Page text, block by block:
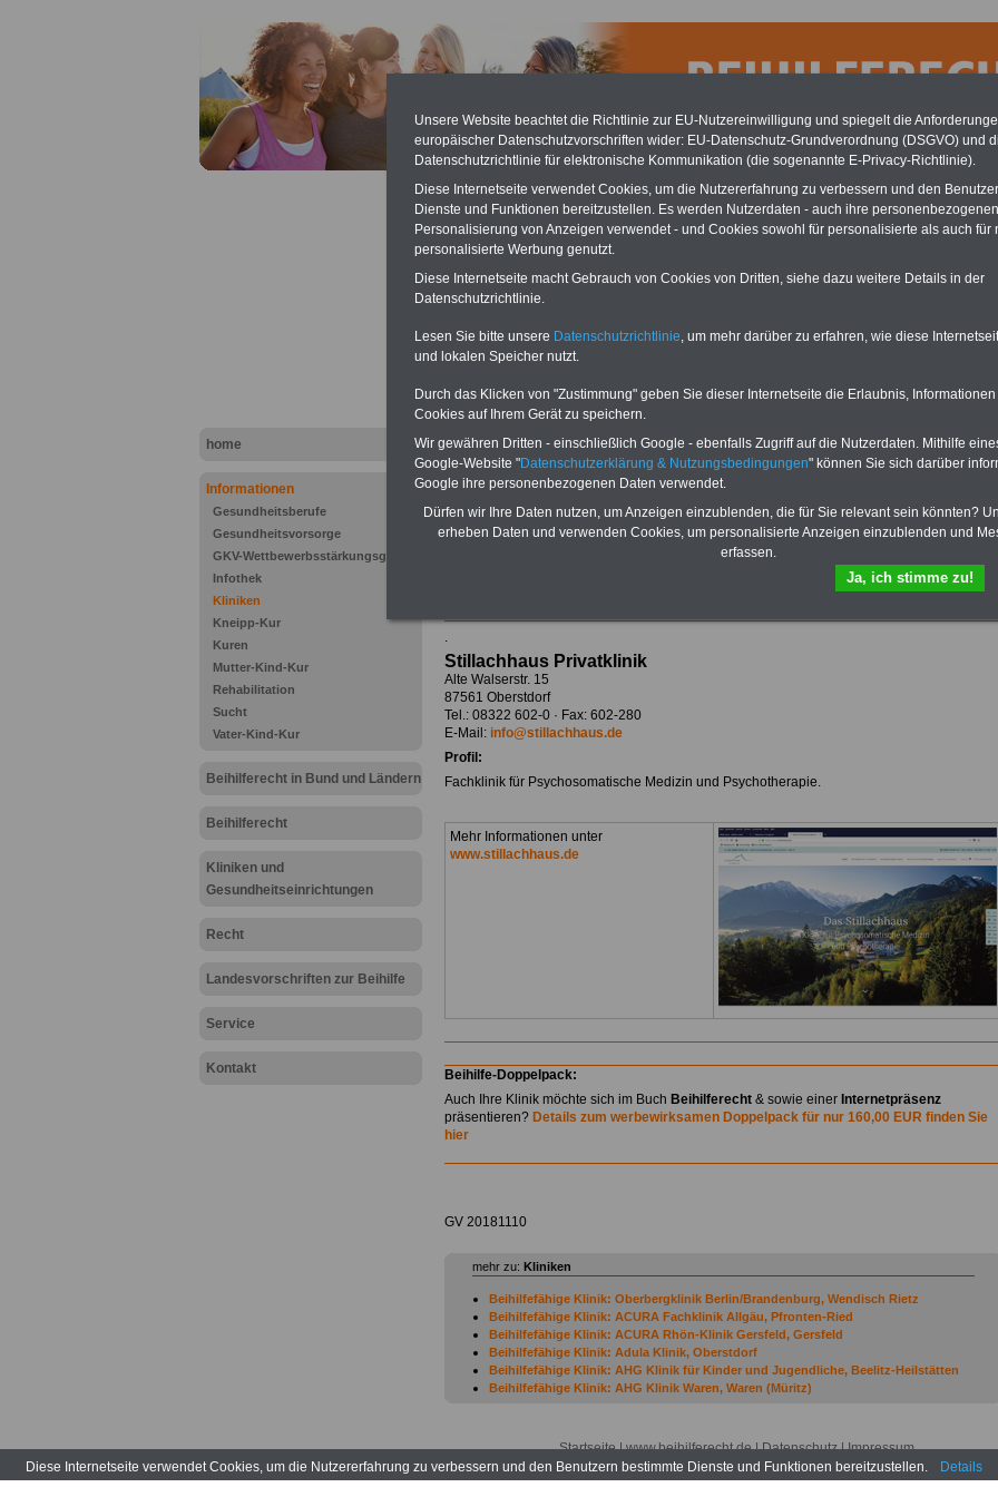
home
Informationen
Gesundheitsberufe
Gesundheitsvorsorge
GKV-Wettbewerbsstärkungsgesetz
Infothek
Kliniken
Kneipp-Kur
Kuren
Mutter-Kind-Kur
Rehabilitation
Sucht
Vater-Kind-Kur
Beihilferecht in Bund und Ländern
Beihilferecht
Kliniken und
Gesundheitseinrichtungen
Recht
Landesvorschriften zur Beihilfe
Service
Kontakt
Beihilfefähige Klinik: Stillachhaus Privatklinik GmbH, Oberstdorf
Exklusiv-Angebot: USB-Stick
(32 GB) mit 8 Büchern bzw.
eBooks
Zum Komplettpreis von nur 22,50
Euro können Sie den USB-Stick
(32 GB) mit 8 aufgespielten
Ratgeber Beihilfe in Bund und Ländern
Beamtenexperte Dipl. Verw. Uwe Tillmann. Das
wichtige Abweichungen der Länder sind in einem
eigenen Kapitel zusammengefasst. Besonderer
Service: im Buch finden Sie 100 ausgewählte Kliniken,
Bestellung
.
Stillachhaus Privatklinik
Alte Walserstr. 15
87561 Oberstdorf
Tel.: 08322 602-0 · Fax: 602-280
E-Mail: info@stillachhaus.de
Profil:
Fachklinik für Psychosomatische Medizin und Psychotherapie.
Mehr Informationen unter
www.stillachhaus.de
Beihilfe-Doppelpack:
Auch Ihre Klinik möchte sich im Buch Beihilferecht& sowie einer Internetpräsenz
präsentieren? Details zum werbewirksamen Doppelpack für nur 160,00 EUR finden Sie
hier
GV 20181110
mehr zu: Kliniken
Beihilfefähige Klinik: Oberbergklinik Berlin/Brandenburg, Wendisch Rietz
Beihilfefähige Klinik: ACURA Fachklinik Allgäu, Pfronten-Ried
Beihilfefähige Klinik: ACURA Rhön-Klinik Gersfeld, Gersfeld
Beihilfefähige Klinik: Adula Klinik, Oberstdorf
Beihilfefähige Klinik: AHG Klinik für Kinder und Jugendliche, Beelitz-Heilstätten
Beihilfefähige Klinik: AHG Klinik Waren, Waren (Müritz)
Beihilfefähige Klinik: Asklepios Klinik & Hotel St. Wolfgang, Bad Griesbach-Therme
Beihilfefähige Klinik: Asklepios Klinik Triberg, Triberg
Startseite| www.beihilferecht.de |Datenschutz|Impressum
Unsere Website beachtet die Richtlinie zur EU-Nutzereinwilligung und spiegelt die
europäischer Datenschutzvorschriften wider: EU-Datenschutz-Grundverordnung (DSGVO) und
Datenschutzrichtlinie für elektronische Kommunikation (die sogenannte E-Privacy-Richtlinie).
Diese Internetseite verwendet Cookies, um die Nutzererfahrung zu verbessern und den
Dienste und Funktionen bereitzustellen. Es werden Nutzerdaten - auch ihre
Personalisierung von Anzeigen verwendet - und Cookies sowohl für personalisierte als auch für
personalisierte Werbung genutzt.
Diese Internetseite macht Gebrauch von Cookies von Dritten, siehe dazu weitere Details in der
Datenschutzrichtlinie.
Lesen Sie bitte unsere Datenschutzrichtlinie, um mehr darüber zu erfahren, wie diese
und lokalen Speicher nutzt.
Durch das Klicken von "Zustimmung" geben Sie dieser Internetseite die Erlaubnis,
Cookies auf Ihrem Gerät zu speichern.
Wir gewähren Dritten - einschließlich Google - ebenfalls Zugriff auf die Nutzerdaten. Mithilfe
Google-Website "Datenschutzerklärung & Nutzungsbedingungen" können Sie sich darüber
Google ihre personenbezogenen Daten verwendet.
Dürfen wir Ihre Daten nutzen, um Anzeigen einzublenden, die für Sie relevant sein könnten?
erheben Daten und verwenden Cookies, um personalisierte Anzeigen einzublenden und
erfassen.
Ja, ich stimme zu!
Diese Internetseite verwendet Cookies, um die Nutzererfahrung zu verbessern und den Benutzern bestimmte Dienste und Funktionen bereitzustellen. Details